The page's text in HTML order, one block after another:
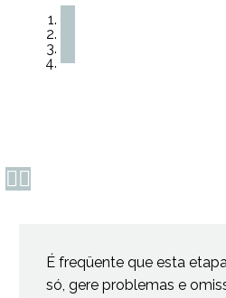
É freqüente que esta
só, gere problemas e